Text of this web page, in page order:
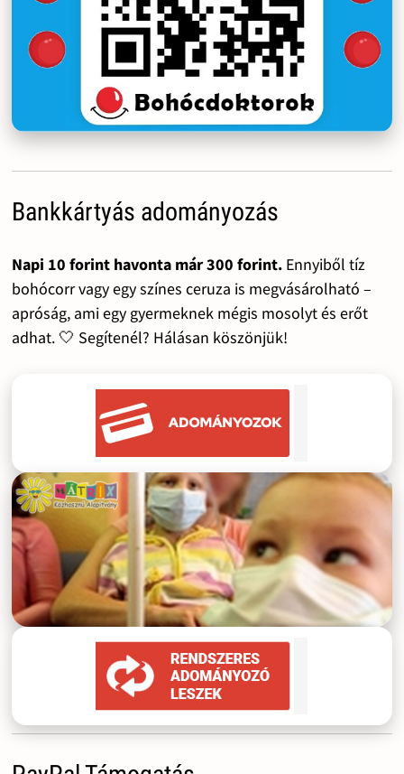
Bankkártyás adományozás
Napi 10 forint havonta már 300 forint.Ennyiből tíz
bohócorr vagy egy színes ceruza is megvásárolható –
apróság, ami egy gyermeknek mégis mosolyt és erőt
adhat. 🤍 Segítenél? Hálásan köszönjük!